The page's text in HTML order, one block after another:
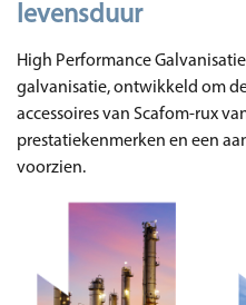
levensduur
High Performance
galvanisatie, ontwikkeld om
accessoires van Scafom-rux
prestatiekenmerken en een
voorzien.